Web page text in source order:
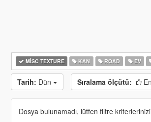
MISC TEXTURE KAN ROAD EV
Tarih: Dün Sıralama ölçütü:
Dosya bulunamadı, lütfen filtre